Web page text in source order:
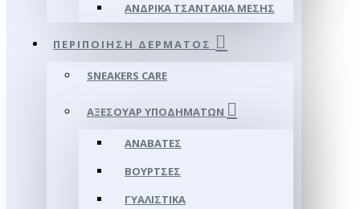
ΑΝΔΡΙΚΆ ΤΣΑΝΤΆΚΙΑ ΜΈΣΗΣ
ΠΕΡΙΠΟΊΗΣΗ ΔΈΡΜΑΤΟΣ
SNEAKERS CARE
ΑΞΕΣΟΥΑΡ ΥΠΟΔΗΜΆΤΩΝ
ΑΝΑΒΆΤΕΣ
ΒΟΎΡΤΣΕΣ
ΓΥΑΛΙΣΤΙΚΆ